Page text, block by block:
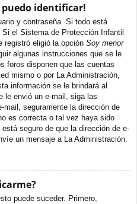
puedo identificar!
y contraseña. Si todo está
el Sistema de Protección Infantil
registró eligió la opción Soy menor
algunas instrucciones que se le
foros disponen que las cuentas
mismo o por La Administración,
información se le brindará al
le envió un e-mail, siga las
seguramente la dirección de
es correcta o tal vez haya sido
seguro de que la dirección de e-
un mensaje a La Administración.
puede suceder. Primero,